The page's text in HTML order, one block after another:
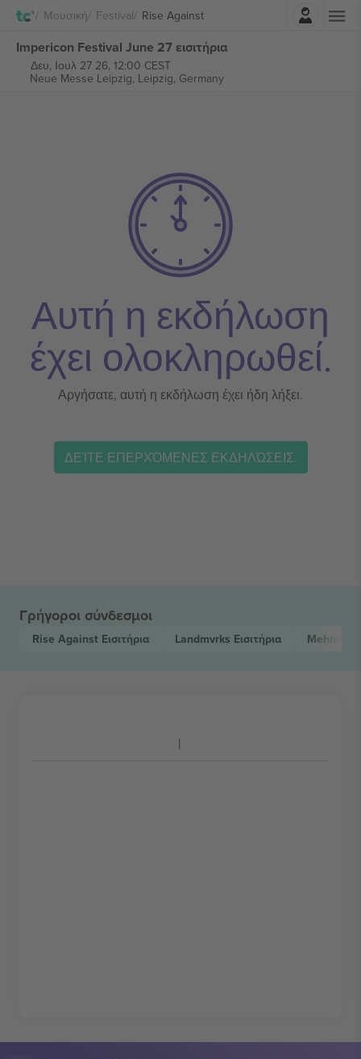
Μουσική Festival Rise AgainstΣύνδεση
Impericon Festival June 27 εισιτήρια
Δευ, Ιουλ 27 26, 12:00 CEST
Neue Messe Leipzig, Leipzig, Germany
Αυτή η εκδήλωση
έχει ολοκληρωθεί.
Αργήσατε, αυτή η εκδήλωση έχει ήδη λήξει.
ΔΕΊΤΕ ΕΠΕΡΧΌΜΕΝΕΣ ΕΚΔΗΛΏΣΕΙΣ.
Γρήγοροι σύνδεσμοι
Rise Against Εισιτήρια Landmvrks Εισιτήρια